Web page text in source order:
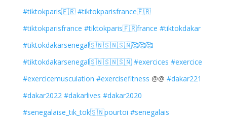
#tiktokparis🇫🇷 #tiktokparisfrance🇫🇷
#tiktokparisfrance #tiktokparis🇫🇷france #tiktokdakar
#tiktokdakarsenegal🇸🇳🇸🇳🇸🇳🥰🥰🥰
#tiktokdakarsenegal🇸🇳🇸🇳🇸🇳 #exercices #exercice
#exercicemusculation #exercisefitness @@ #dakar221
#dakar2022 #dakarlives #dakar2020
#senegalaise_tik_tok🇸🇳pourtoi #senegalais